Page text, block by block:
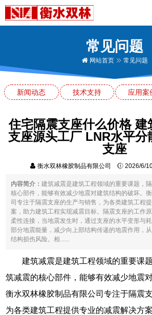
常见问题
网站首页 常见问题
新闻动态 技术支持 应用案
住宅隔震支座什么价格 建
支座源头工厂 LNR水平分
支座
衡水双林橡胶制品有限公司 2026/6/
内容简介：建筑减震是建筑工程领域的重要课题，
核心部件，能够有效减少地震对建筑结构的破坏。
司专注于隔震支座的生产与销售，为各类建筑工程
案，助力建筑工程实现减震目标。隔震支座的工作
柔性连接，当地震发生时，通过支座的水平变形与
部分地震能量，减少向上部结构传递的地震作用，
结构损伤风险。相......
建筑减震是建筑工程领域的重要课
筑减震的核心部件，能够有效减少地震
衡水双林橡胶制品有限公司专注于隔震
为各类建筑工程提供专业的减震解决方